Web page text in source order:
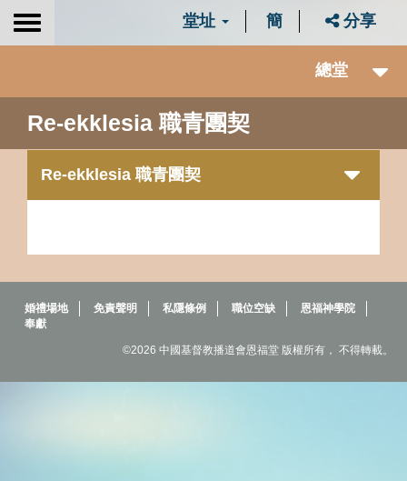
Toggle
堂址 簡 分享
總堂
Re-ekklesia 職青團契
Re-ekklesia 職青團契
婚禮場地 免責聲明 私隱條例 職位空缺
恩福神學院
奉獻
©2026 中國基督教播道會恩福堂 版權所有， 不得轉載。